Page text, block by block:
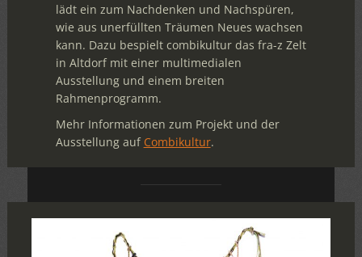
lädt ein zum Nachdenken und Nachspüren,
wie aus unerfüllten Träumen Neues wachsen
kann. Dazu bespielt combikultur das fra-z Zelt
in Altdorf mit einer multimedialen
Ausstellung und einem breiten
Rahmenprogramm.
Mehr Informationen zum Projekt und der
Ausstellung auf Combikultur.